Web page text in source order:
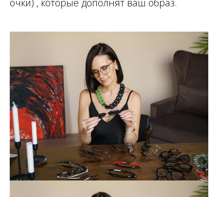
очки) , которые дополнят ваш образ.